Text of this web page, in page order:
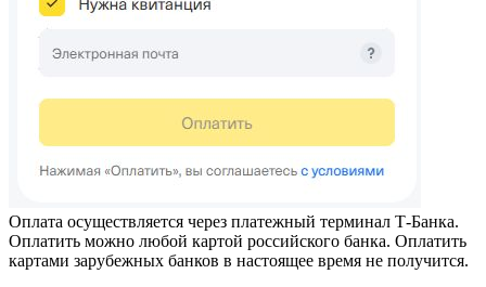
Оплата осуществляется через платежный терминал Т-Банка.
Оплатить можно любой картой российского банка. Оплатить
картами зарубежных банков в настоящее время не получится.